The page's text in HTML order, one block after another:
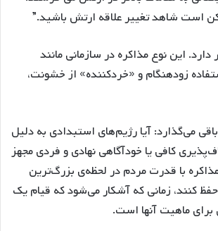
است شاهد تغییر علاقه ارتش باشید.”
این نوع مذاکره در سازمانی مانند
زودهنگام و «خردکننده» از خشونت،
می‌گذارد: آیا رژیم‌های استبدادی به دلیل
کافی یا خودآگاهی نهادی و فردی مجهز
با قدرت مردم در لحظه‌ی بزرگ‌ترین
حفظ کنند، زمانی که آشکار می‌شود که قیام یک
ماهیت آنها است.